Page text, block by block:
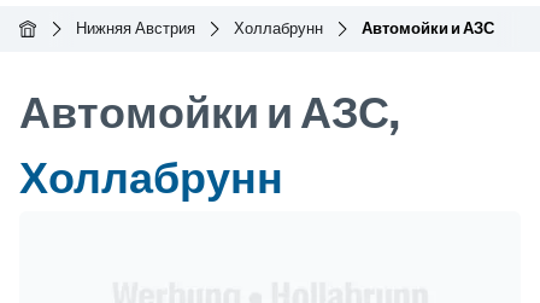
ГлавнаяНижняя Австрия Холлабрунн Автомойки и АЗС
Автомойки и АЗС,
Холлабрунн